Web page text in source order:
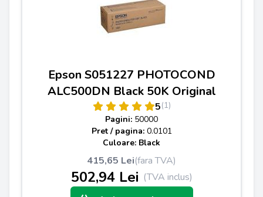
Epson S051227 PHOTOCOND
ALC500DN Black 50K Original
5(1)
Pagini: 50000
Pret / pagina: 0.0101
Culoare: Black
415,65 Lei(fara TVA)
502,94 Lei (TVA inclus)